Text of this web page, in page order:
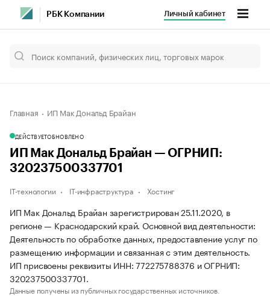
РБК Компании Личный кабинет
Главная ИП Мак Дональд Брайан
ДЕЙСТВУЕТОБНОВЛЕНО
ИП Мак Дональд Брайан — ОГРНИП:
320237500337701
IT-технологии IT-инфраструктура Хостинг
ИП Мак Дональд Брайан зарегистрирован 25.11.2020, в
регионе — Краснодарский край. Основной вид деятельности:
Деятельность по обработке данных, предоставление услуг по
размещению информации и связанная с этим деятельность.
ИП присвоены реквизиты ИНН: 772275788376 и ОГРНИП:
320237500337701.
Данные получены из публичных государственных источников.